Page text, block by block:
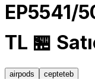
EP5541/
TL 🏪
airpods cepteteb